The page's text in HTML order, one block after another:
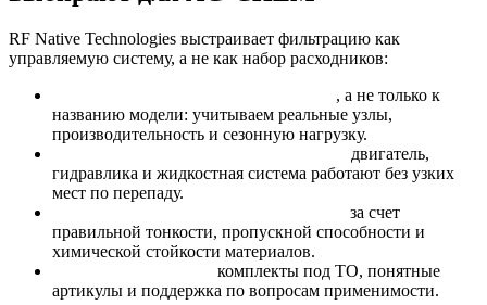
RF Native Technologies выстраивает фильтрацию как
управляемую систему, а не как набор расходников:
, а не только к
названию модели: учитываем реальные узлы,
производительность и сезонную нагрузку.
двигатель,
гидравлика и жидкостная система работают без узких
мест по перепаду.
за счет
правильной тонкости, пропускной способности и
химической стойкости материалов.
комплекты под ТО, понятные
артикулы и поддержка по вопросам применимости.